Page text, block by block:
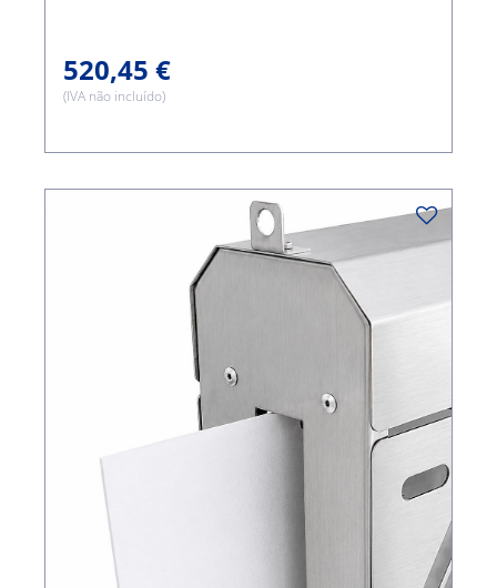
520,45 €
(IVA não incluído)